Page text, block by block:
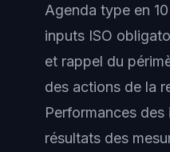
Agenda type en
inputs ISO
et rappel du
des actions de la
Performances
résultats des